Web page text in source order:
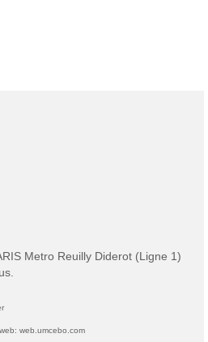
Metro Reuilly Diderot (Ligne 1)
web.umcebo.com